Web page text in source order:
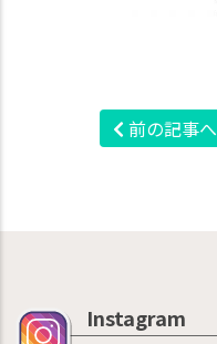
前の記事へ
Instagram